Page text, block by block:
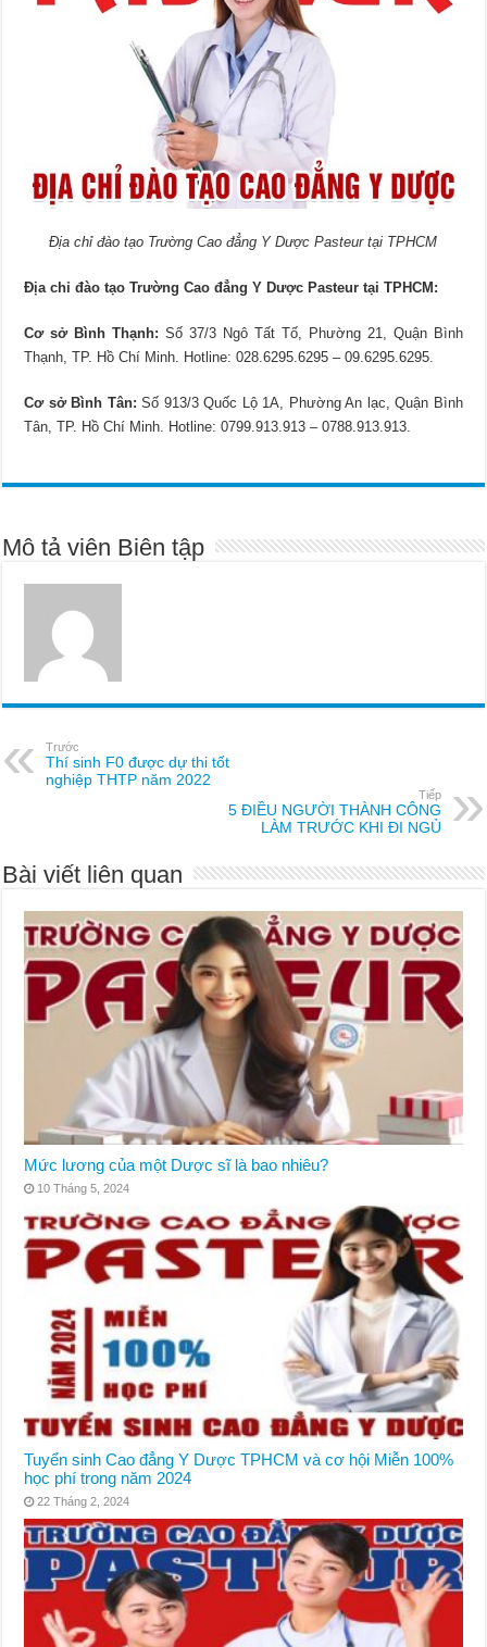
Địa chỉ đào tạo Trường Cao đẳng Y Dược Pasteur tại TPHCM
Địa chỉ đào tạo Trường Cao đẳng Y Dược Pasteur tại TPHCM:
Cơ sở Bình Thạnh: Số 37/3 Ngô Tất Tố, Phường 21, Quận Bình
Thạnh, TP. Hồ Chí Minh. Hotline: 028.6295.6295 – 09.6295.6295.
Cơ sở Bình Tân: Số 913/3 Quốc Lộ 1A, Phường An lạc, Quận Bình
Tân, TP. Hồ Chí Minh. Hotline: 0799.913.913 – 0788.913.913.
Mô tả viên Biên tập
Trước
Thí sinh F0 được dự thi tốt
nghiệp THTP năm 2022
Tiếp
5 ĐIỀU NGƯỜI THÀNH CÔNG
LÀM TRƯỚC KHI ĐI NGỦ
Bài viết liên quan
Mức lương của một Dược sĩ là bao nhiêu?
10 Tháng 5, 2024
Tuyển sinh Cao đẳng Y Dược TPHCM và cơ hội Miễn 100%
học phí trong năm 2024
22 Tháng 2, 2024